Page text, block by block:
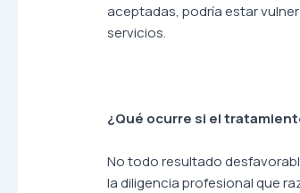
aceptadas, podría estar
servicios.
¿Qué ocurre si el
No todo resultado
la diligencia profesional que